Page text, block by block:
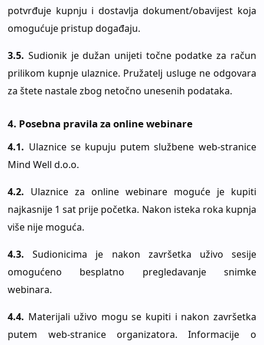
potvrđuje kupnju i dostavlja dokument/obavijest koja
omogućuje pristup događaju.
3.5. Sudionik je dužan unijeti točne podatke za račun
prilikom kupnje ulaznice. Pružatelj usluge ne odgovara
za štete nastale zbog netočno unesenih podataka.
4. Posebna pravila za online webinare
4.1. Ulaznice se kupuju putem službene web-stranice
Mind Well d.o.o.
4.2. Ulaznice za online webinare moguće je kupiti
najkasnije 1 sat prije početka. Nakon isteka roka kupnja
više nije moguća.
4.3.
Sudionicima je nakon završetka uživo sesije
omogućeno besplatno pregledavanje snimke
webinara.
4.4. Materijali uživo mogu se kupiti i nakon završetka
putem web-stranice organizatora. Informacije o